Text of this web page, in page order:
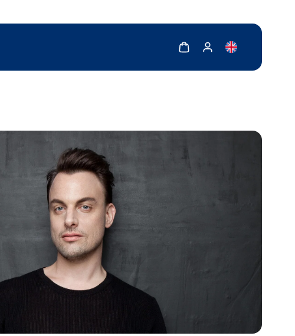
Zobrazit košíkZobrazit můj účet